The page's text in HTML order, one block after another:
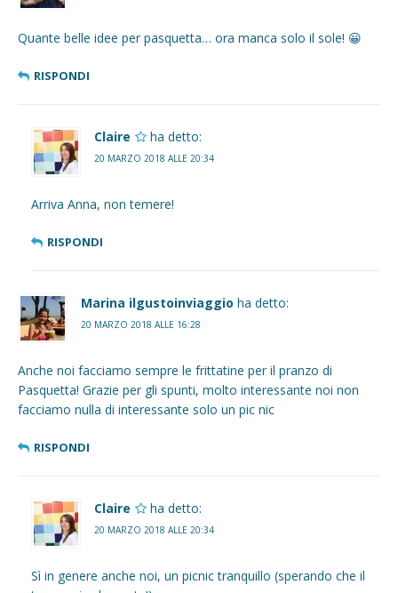
Quante belle idee per pasquetta… ora manca solo il sole! 😀
RISPONDI
Claire ha detto:
20 MARZO 2018 ALLE 20:34
Arriva Anna, non temere!
RISPONDI
Marina ilgustoinviaggio ha detto:
20 MARZO 2018 ALLE 16:28
Anche noi facciamo sempre le frittatine per il pranzo di
Pasquetta! Grazie per gli spunti, molto interessante noi non
facciamo nulla di interessante solo un pic nic
RISPONDI
Claire ha detto:
20 MARZO 2018 ALLE 20:34
Sì in genere anche noi, un picnic tranquillo (sperando che il